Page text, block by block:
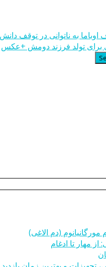
به ناتوانی در توقف
برای تولد فرزند دومش +عکس
(دم الاغی)
مهار تا ادغام